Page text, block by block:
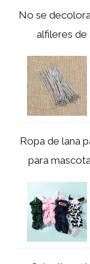
No se
alfileres de
Ropa de lana
para